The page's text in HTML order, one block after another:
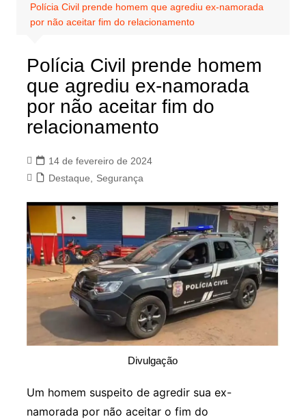
Polícia Civil prende homem que agrediu ex-namorada
por não aceitar fim do relacionamento
Polícia Civil prende homem
que agrediu ex-namorada
por não aceitar fim do
relacionamento
14 de fevereiro de 2024
Destaque
Segurança
Divulgação
Um homem suspeito de agredir sua ex-
namorada por não aceitar o fim do